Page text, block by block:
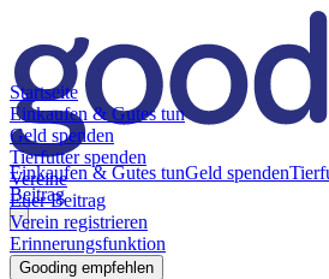
Einkaufen & Gutes tunGeld spenden
Beitrag
Startseite
Einkaufen & Gutes tun
Geld spenden
Tierfutter spenden
Vereine
Euer Beitrag
Verein registrieren
Erinnerungsfunktion
Gooding empfehlen